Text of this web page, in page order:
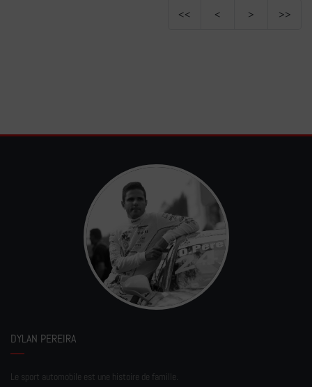
<< < > >>
DYLAN PEREIRA
Le sport automobile est une histoire de famille.